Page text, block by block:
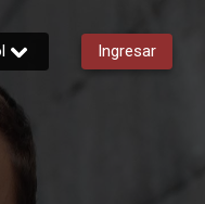
Ingresar